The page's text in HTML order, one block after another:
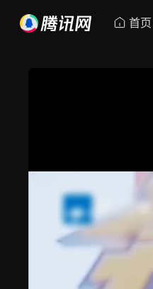
首页